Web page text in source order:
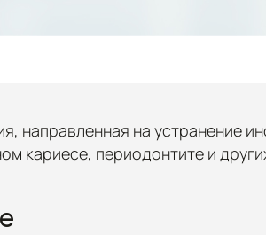
направленная на устранение
кариесе, периодонтите и